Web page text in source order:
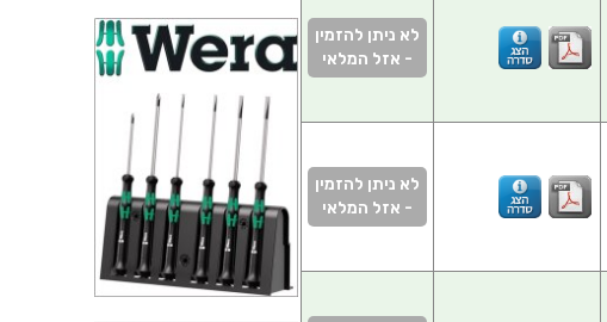
לא ניתן להזמין
- אזל המלאי
לא ניתן להזמין
- אזל המלאי